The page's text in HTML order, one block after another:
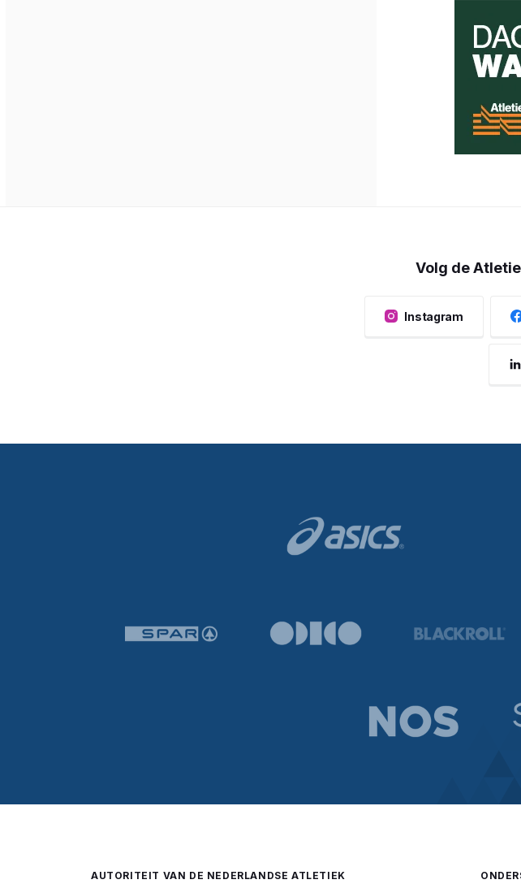
Volg de
Instagram
AUTORITEIT VAN DE NEDERLANDSE ATLETIEK